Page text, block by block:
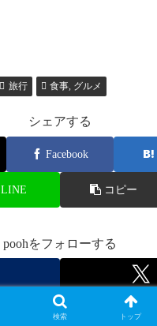
旅行 食事, グルメ
シェアする
Facebook
LINE コピー
poohをフォローする
検索 トップ